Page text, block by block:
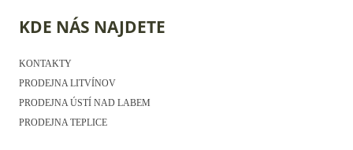
KDE NÁS NAJDETE
KONTAKTY
PRODEJNA LITVÍNOV
PRODEJNA ÚSTÍ NAD LABEM
PRODEJNA TEPLICE